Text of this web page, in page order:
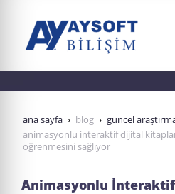
ana sayfa blog
güncel
animasyonlu i̇nteraktif dijital
öğrenmesini sağlıyor
Animasyonlu